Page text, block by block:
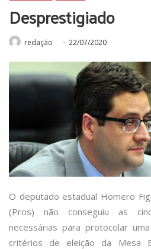
Desprestigiado
redação 22/07/2020
O deputado estadual Homero
(Pros) não conseguiu as
necessárias para protocolar
critérios de eleição da Mesa